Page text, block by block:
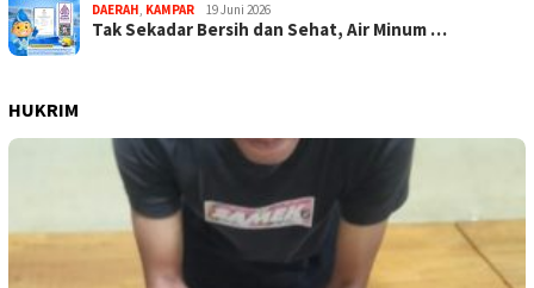
DAERAH, KAMPAR 19 Juni 2026
Tak Sekadar Bersih dan Sehat, Air Minum …
HUKRIM